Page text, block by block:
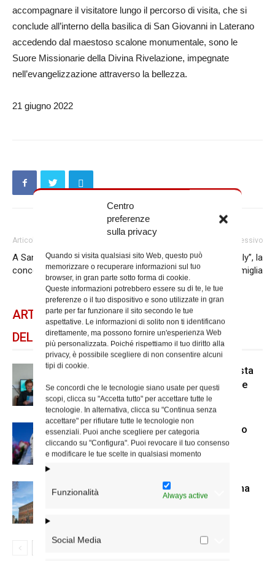
Centro
preferenze
sulla privacy
Quando si visita qualsiasi sito Web, questo può
memorizzare o recuperare informazioni sul tuo
browser, in gran parte sotto forma di cookie.
Queste informazioni potrebbero essere su di te, le tue
preferenze o il tuo dispositivo e sono utilizzate in gran
parte per far funzionare il sito secondo le tue
aspettative. Le informazioni di solito non ti identificano
direttamente, ma possono fornire un'esperienza Web
più personalizzata. Poiché rispettiamo il tuo diritto alla
privacy, è possibile scegliere di non consentire alcuni
tipi di cookie.
Se concordi che le tecnologie siano usate per questi
scopi, clicca su "Accetta tutto" per accettare tutte le
tecnologie. In alternativa, clicca su "Continua senza
accettare" per rifiutare tutte le tecnologie non
essenziali. Puoi anche scegliere per categoria
cliccando su "Configura". Puoi revocare il tuo consenso
e modificare le tue scelte in qualsiasi momento
Funzionalità Always active
Social Media
accompagnare il visitatore lungo il percorso di visita, che si
conclude all’interno della basilica di San Giovanni in Laterano
accedendo dal maestoso scalone monumentale, sono le
Suore Missionarie della Divina Rivelazione, impegnate
nell’evangelizzazione attraverso la bellezza.
21 giugno 2022
Articolo precedente
A San Giacomo in Augusta un
concerto per David Sassoli
Articolo successivo
“The beauty of family”, la
bellezza dell’essere famiglia
ARTICOLI CORRELATI
DELLO STESSO AUTORE
Scienze Applicate, la nuova proposta
dell’Istituto Paritario Sant’Apollinare
Dal 28 al 31 agosto il pellegrinaggio
diocesano a Lourdes
Nuove nomine nella diocesi di Roma